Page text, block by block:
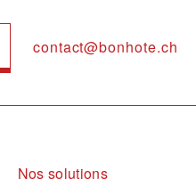
contact@bonhote.ch
Nos solutions